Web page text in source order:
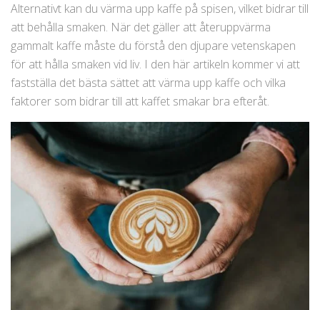
Alternativt kan du värma upp kaffe på spisen, vilket bidrar till
att behålla smaken. När det gäller att återuppvärma
gammalt kaffe måste du förstå den djupare vetenskapen
för att hålla smaken vid liv. I den här artikeln kommer vi att
fastställa det bästa sättet att värma upp kaffe och vilka
faktorer som bidrar till att kaffet smakar bra efteråt.